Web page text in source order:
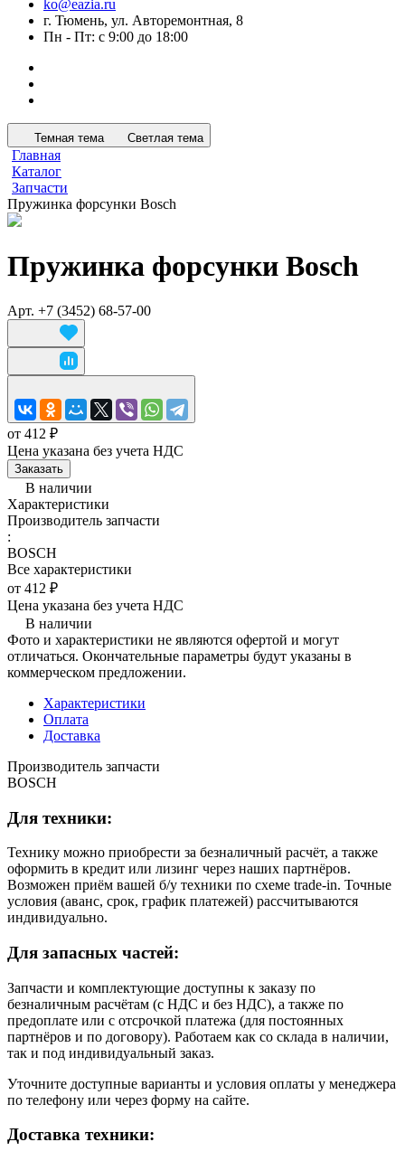
ko@eazia.ru
г. Тюмень, ул. Авторемонтная, 8
Пн - Пт: с 9:00 до 18:00
Темная тема Светлая тема
Главная
Каталог
Запчасти
Пружинка форсунки Bosch
Пружинка форсунки Bosch
Арт. +7 (3452) 68-57-00
от 412 ₽
Цена указана без учета НДС
Заказать
В наличии
Характеристики
Производитель запчасти
:
BOSCH
Все характеристики
от 412 ₽
Цена указана без учета НДС
В наличии
Фото и характеристики не являются офертой и могут
отличаться. Окончательные параметры будут указаны в
коммерческом предложении.
Характеристики
Оплата
Доставка
Производитель запчасти
BOSCH
Для техники:
Технику можно приобрести за безналичный расчёт, а также
оформить в кредит или лизинг через наших партнёров.
Возможен приём вашей б/у техники по схеме trade-in. Точные
условия (аванс, срок, график платежей) рассчитываются
индивидуально.
Для запасных частей:
Запчасти и комплектующие доступны к заказу по
безналичным расчётам (с НДС и без НДС), а также по
предоплате или с отсрочкой платежа (для постоянных
партнёров и по договору). Работаем как со склада в наличии,
так и под индивидуальный заказ.
Уточните доступные варианты и условия оплаты у менеджера
по телефону или через форму на сайте.
Доставка техники: